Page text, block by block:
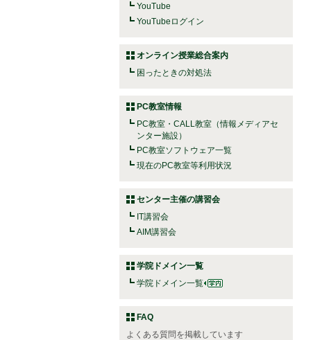
YouTube
YouTubeログイン
オンライン授業総合案内
困ったときの対処法
PC教室情報
PC教室・CALL教室（情報メディアセ
ンター施設）
PC教室ソフトウェア一覧
現在のPC教室等利用状況
センター主催の講習会
IT講習会
AIM講習会
学院ドメイン一覧
学院ドメイン一覧
FAQ
よくある質問を掲載しています